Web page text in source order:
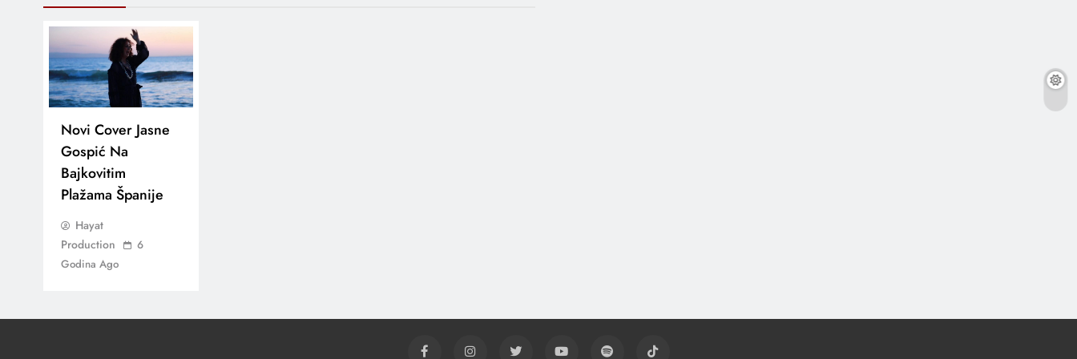
Novi Cover Jasne
Gospić Na
Bajkovitim
Plažama Španije
Hayat
Production
6
Godina Ago